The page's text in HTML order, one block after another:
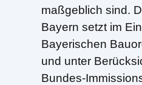
maßgeblich sind.
Bayern setzt im
Bayerischen
und unter
Bundes-